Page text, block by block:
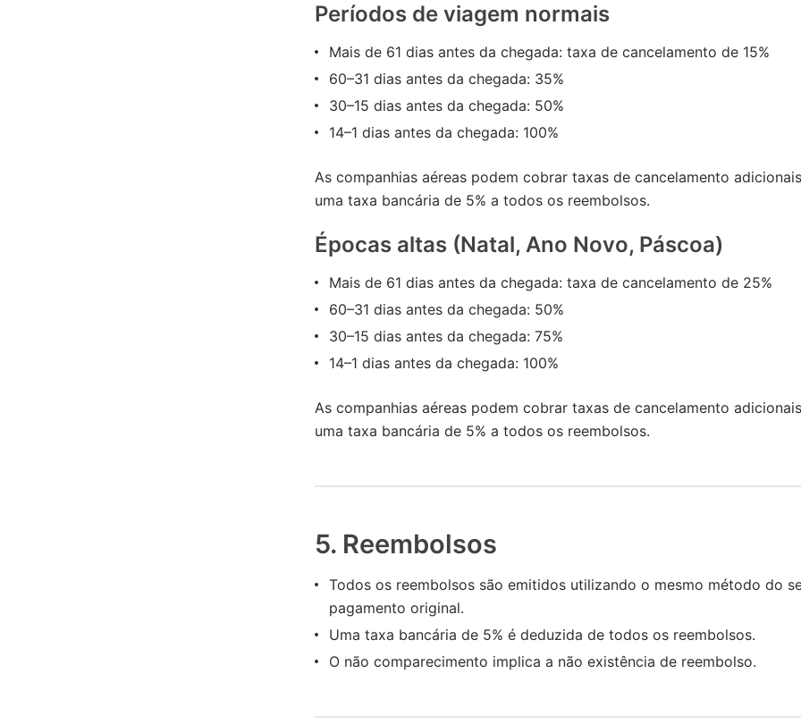
Períodos de viagem normais
Mais de 61 dias antes da chegada: taxa de cancelamento de 15%
60–31 dias antes da chegada: 35%
30–15 dias antes da chegada: 50%
14–1 dias antes da chegada: 100%
As companhias aéreas podem cobrar taxas de cancelamento
uma taxa bancária de 5% a todos os reembolsos.
Épocas altas (Natal, Ano Novo, Páscoa)
Mais de 61 dias antes da chegada: taxa de cancelamento de 25%
60–31 dias antes da chegada: 50%
30–15 dias antes da chegada: 75%
14–1 dias antes da chegada: 100%
As companhias aéreas podem cobrar taxas de cancelamento
uma taxa bancária de 5% a todos os reembolsos.
5. Reembolsos
Todos os reembolsos são emitidos utilizando o mesmo método do
pagamento original.
Uma taxa bancária de 5% é deduzida de todos os reembolsos.
O não comparecimento implica a não existência de reembolso.